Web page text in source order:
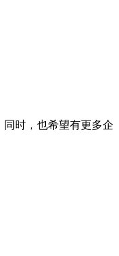
时，也希望有更多企